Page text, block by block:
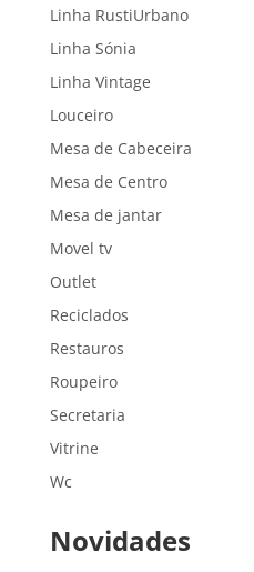
Linha RustiUrbano
Linha Sónia
Linha Vintage
Louceiro
Mesa de Cabeceira
Mesa de Centro
Mesa de jantar
Movel tv
Outlet
Reciclados
Restauros
Roupeiro
Secretaria
Vitrine
Wc
Novidades